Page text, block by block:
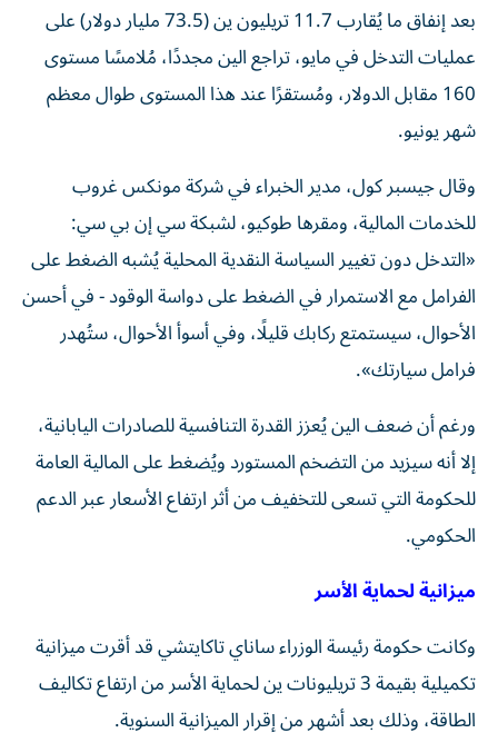
بعد إنفاق ما يُقارب 11.7 تريليون ين (73.5 مليار دولار) على
عمليات التدخل في مايو، تراجع الين مجددًا، مُلامسًا مستوى
160 مقابل الدولار، ومُستقرًا عند هذا المستوى طوال معظم
شهر يونيو.
وقال جيسبر كول، مدير الخبراء في شركة مونكس غروب
للخدمات المالية، ومقرها طوكيو، لشبكة سي إن بي سي:
«التدخل دون تغيير السياسة النقدية المحلية يُشبه الضغط على
الفرامل مع الاستمرار في الضغط على دواسة الوقود - في أحسن
الأحوال، سيستمتع ركابك قليلًا، وفي أسوأ الأحوال، ستُهدر
فرامل سيارتك».
ورغم أن ضعف الين يُعزز القدرة التنافسية للصادرات اليابانية،
إلا أنه سيزيد من التضخم المستورد ويُضغط على المالية العامة
للحكومة التي تسعى للتخفيف من أثر ارتفاع الأسعار عبر الدعم
الحكومي.
ميزانية لحماية الأسر
وكانت حكومة رئيسة الوزراء ساناي تاكايتشي قد أقرت ميزانية
تكميلية بقيمة 3 تريليونات ين لحماية الأسر من ارتفاع تكاليف
الطاقة، وذلك بعد أشهر من إقرار الميزانية السنوية.